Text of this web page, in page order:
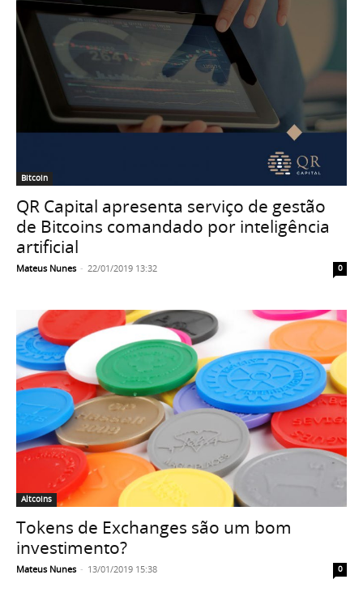
Bitcoin
QR Capital apresenta serviço de gestão
de Bitcoins comandado por inteligência
artificial
Mateus Nunes - 22/01/2019 13:32 0
Altcoins
Tokens de Exchanges são um bom
investimento?
Mateus Nunes - 13/01/2019 15:38 0